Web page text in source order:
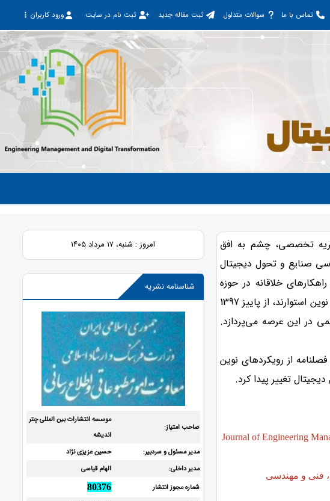
تماس با ما سوالات متداول ثبت مقاله جدید ثبت نام در سایت ورود کاربران
تخصصی، چشم به افق
صنایع و تحول دیجیتال
خلاقانه در حوزه
مدیریت و مهندسی صنایع که بر پایه هوش مصنوعی و فناوری‌های نوین استوارند، از پاییز 1397
در این عرصه می‌پردازد.
80376 وزارت متبوع از دوره 7 شماره 2 عنوان فصلنامه از رویکردهای نوین
تغییر پیدا کرد.
Journal of Engineering
فنی و مهندسی
امروز : شنبه، ۱۷ مرداد ۱۴۰۵
شناسنامه نشریه
صاحب امتیاز:
موسسه انتشارات بین المللی چتر
اندیشه
مدیر مسئول و سردبیر:
حسین عزیزی نژاد
مدیر داخلی:
الهام قیاسی
شماره مجوز انتشار
80376